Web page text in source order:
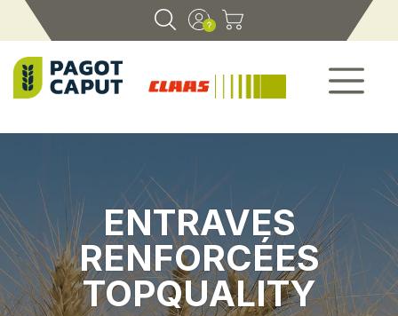
ENTRAVES
RENFORCÉES
TOPQUALITY